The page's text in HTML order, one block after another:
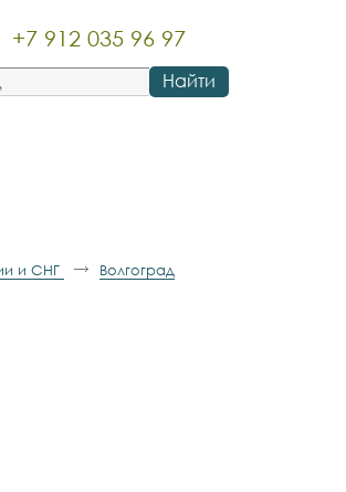
Найти
+7 912 035 96 97
и СНГ
Волгоград